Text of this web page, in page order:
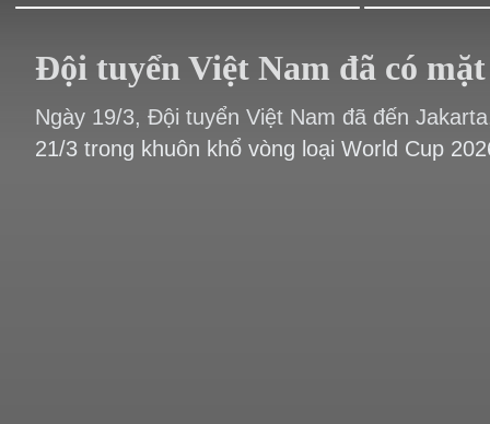
Đội tuyển Việt Nam đã có
Ngày 19/3, Đội tuyển Việt Nam đã đến
21/3 trong khuôn khổ vòng loại World Cup